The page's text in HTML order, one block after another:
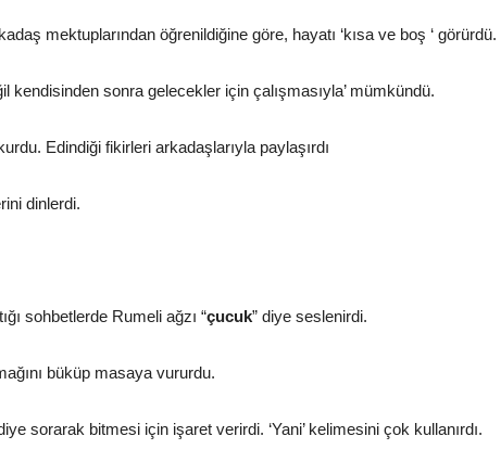
mektuplarından öğrenildiğine göre, hayatı ‘kısa ve boş ‘ görürdü.
kendisinden sonra gelecekler için çalışmasıyla’ mümkündü.
Edindiği fikirleri arkadaşlarıyla paylaşırdı
dinlerdi.
sohbetlerde Rumeli ağzı “çucuk” diye seslenirdi.
büküp masaya vururdu.
sorarak bitmesi için işaret verirdi. ‘Yani’ kelimesini çok kullanırdı.